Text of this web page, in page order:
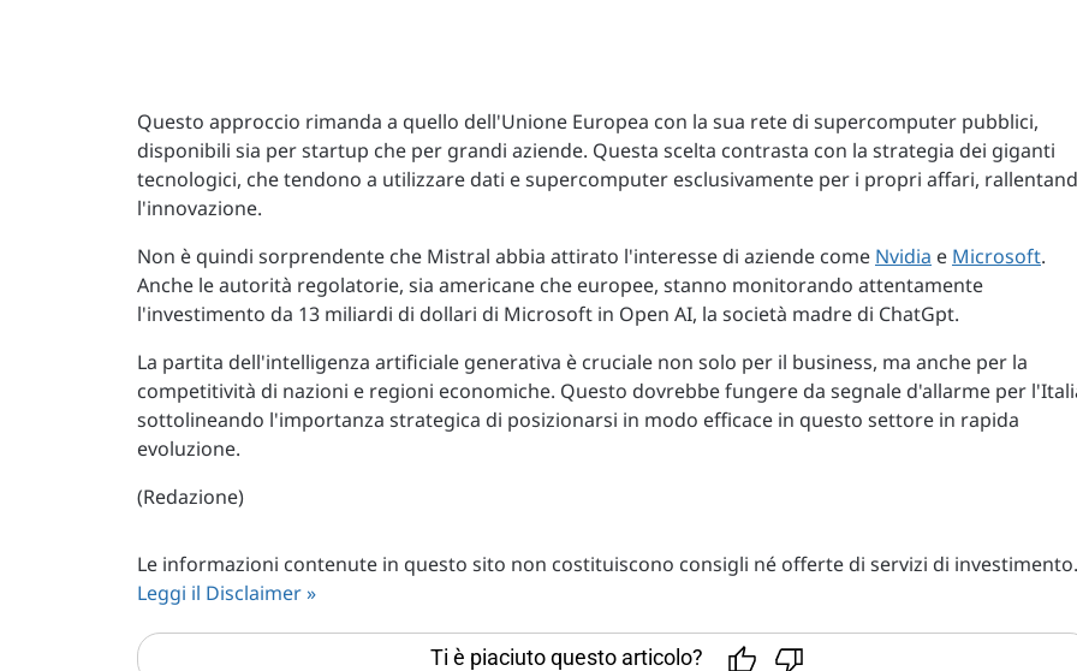
Questo approccio rimanda a quello dell'Unione Europea con la sua rete di supercomputer pubblici,
disponibili sia per startup che per grandi aziende. Questa scelta contrasta con la strategia dei giganti
tecnologici, che tendono a utilizzare dati e supercomputer esclusivamente per i propri affari,
l'innovazione.
Non è quindi sorprendente che Mistral abbia attirato l'interesse di aziende come Nvidia e Microsoft.
Anche le autorità regolatorie, sia americane che europee, stanno monitorando attentamente
l'investimento da 13 miliardi di dollari di Microsoft in Open AI, la società madre di ChatGpt.
La partita dell'intelligenza artificiale generativa è cruciale non solo per il business, ma anche per la
competitività di nazioni e regioni economiche. Questo dovrebbe fungere da segnale d'allarme per
sottolineando l'importanza strategica di posizionarsi in modo efficace in questo settore in rapida
evoluzione.
(Redazione)
Le informazioni contenute in questo sito non costituiscono consigli né offerte di servizi di investimento.
Leggi il Disclaimer »
Ti è piaciuto questo articolo?